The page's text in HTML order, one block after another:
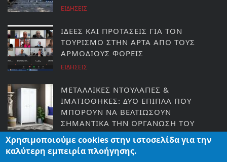
ΕΙΔΗΣΕΙΣ
ΙΔΕΕΣ ΚΑΙ ΠΡΟΤΑΣΕΙΣ ΓΙΑ ΤΟΝ
ΤΟΥΡΙΣΜΟ ΣΤΗΝ ΑΡΤΑ ΑΠΟ ΤΟΥΣ
ΑΡΜΟΔΙΟΥΣ ΦΟΡΕΙΣ
ΕΙΔΗΣΕΙΣ
ΜΕΤΑΛΛΙΚΕΣ ΝΤΟΥΛΑΠΕΣ &
ΙΜΑΤΙΟΘΗΚΕΣ: ΔΥΟ ΕΠΙΠΛΑ ΠΟΥ
ΜΠΟΡΟΥΝ ΝΑ ΒΕΛΤΙΩΣΟΥΝ
ΣΗΜΑΝΤΙΚΑ ΤΗΝ ΟΡΓΑΝΩΣΗ ΤΟΥ
ΣΠΙΤΙΟΥ
ΔΙΆΦΟΡΑ
Χρησιμοποιούμε cookies στην ιστοσελίδα για την
καλύτερη εμπειρία πλοήγησης.